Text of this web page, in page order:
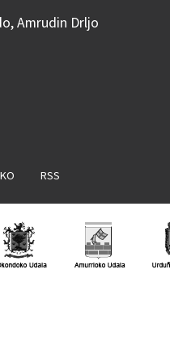
Amrudin Drljo
RSS